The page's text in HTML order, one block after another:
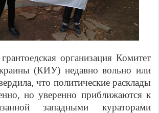
организация Комитет
(КИУ) недавно вольно или
что политические расклады
но уверенно приближаются к
западными кураторами